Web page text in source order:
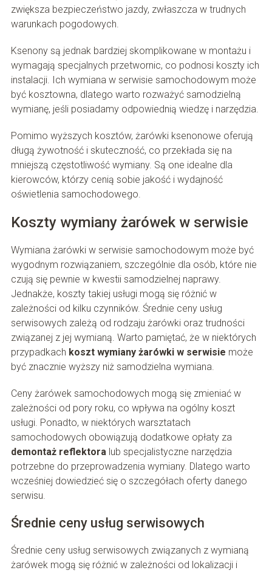
zwiększa bezpieczeństwo jazdy, zwłaszcza w trudnych
warunkach pogodowych.
Ksenony są jednak bardziej skomplikowane w montażu i
wymagają specjalnych przetwornic, co podnosi koszty ich
instalacji. Ich wymiana w serwisie samochodowym może
być kosztowna, dlatego warto rozważyć samodzielną
wymianę, jeśli posiadamy odpowiednią wiedzę i narzędzia.
Pomimo wyższych kosztów, żarówki ksenonowe oferują
długą żywotność i skuteczność, co przekłada się na
mniejszą częstotliwość wymiany. Są one idealne dla
kierowców, którzy cenią sobie jakość i wydajność
oświetlenia samochodowego.
Koszty wymiany żarówek w serwisie
Wymiana żarówki w serwisie samochodowym może być
wygodnym rozwiązaniem, szczególnie dla osób, które nie
czują się pewnie w kwestii samodzielnej naprawy.
Jednakże, koszty takiej usługi mogą się różnić w
zależności od kilku czynników. Średnie ceny usług
serwisowych zależą od rodzaju żarówki oraz trudności
związanej z jej wymianą. Warto pamiętać, że w niektórych
przypadkach koszt wymiany żarówki w serwisie może
być znacznie wyższy niż samodzielna wymiana.
Ceny żarówek samochodowych mogą się zmieniać w
zależności od pory roku, co wpływa na ogólny koszt
usługi. Ponadto, w niektórych warsztatach
samochodowych obowiązują dodatkowe opłaty za
demontaż reflektoralub specjalistyczne narzędzia
potrzebne do przeprowadzenia wymiany. Dlatego warto
wcześniej dowiedzieć się o szczegółach oferty danego
serwisu.
Średnie ceny usług serwisowych
Średnie ceny usług serwisowych związanych z wymianą
żarówek mogą się różnić w zależności od lokalizacji i